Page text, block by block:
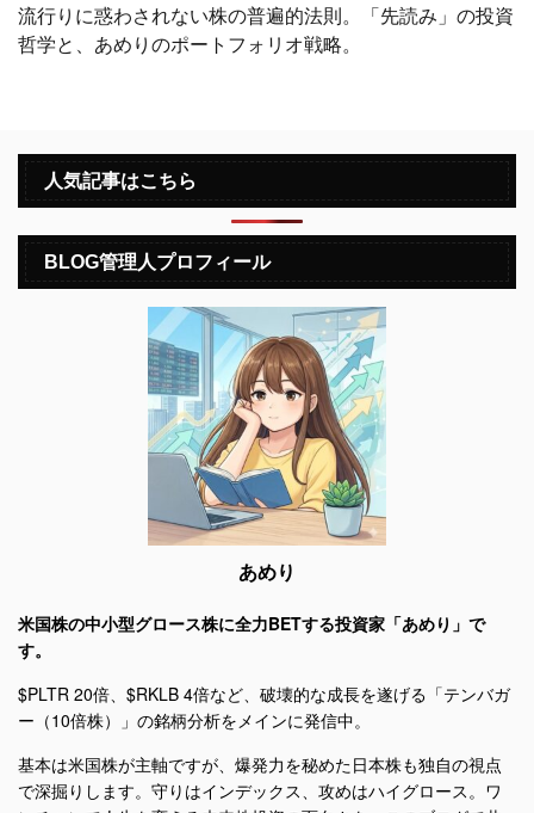
流行りに惑わされない株の普遍的法則。「先読み」の投資
哲学と、あめりのポートフォリオ戦略。
人気記事はこちら
BLOG管理人プロフィール
あめり
米国株の中小型グロース株に全力BETする投資家「あめり」で
す。
$PLTR 20倍、$RKLB 4倍など、破壊的な成長を遂げる「テンバガ
ー（10倍株）」の銘柄分析をメインに発信中。
基本は米国株が主軸ですが、爆発力を秘めた日本株も独自の視点
で深掘りします。守りはインデックス、攻めはハイグロース。ワ